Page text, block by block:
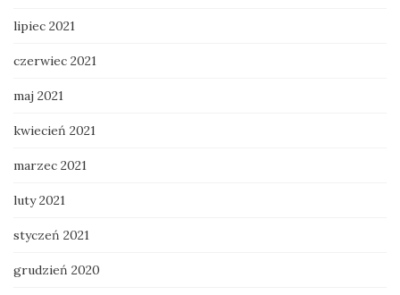
lipiec 2021
czerwiec 2021
maj 2021
kwiecień 2021
marzec 2021
luty 2021
styczeń 2021
grudzień 2020